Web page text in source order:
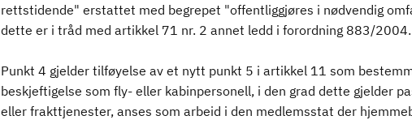
rettstidende" erstattet med begrepet "offentliggjøres i nødvendig
dette er i tråd med artikkel 71 nr. 2 annet ledd i forordning 883/2004.
Punkt 4 gjelder tilføyelse av et nytt punkt 5 i artikkel 11 som
beskjeftigelse som fly- eller kabinpersonell, i den grad dette gjelder
eller frakttjenester, anses som arbeid i den medlemsstat der